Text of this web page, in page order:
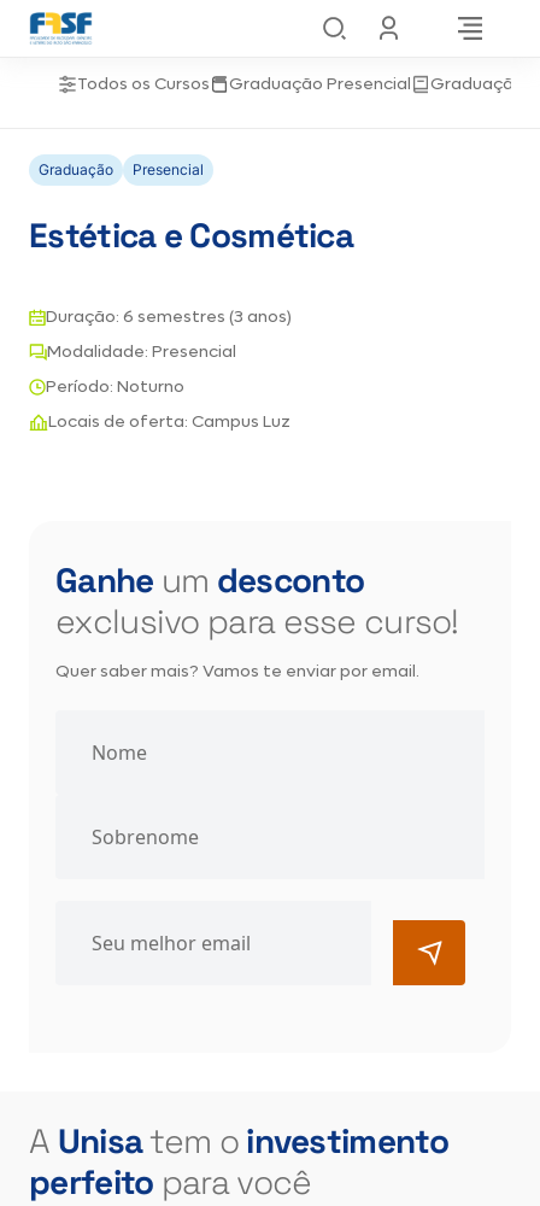
Todos os Cursos Graduação Presencial Graduação
Graduação Presencial
Estética e Cosmética
Duração: 6 semestres (3 anos)
Modalidade: Presencial
Período: Noturno
Locais de oferta: Campus Luz
Ganhe um desconto
exclusivo para esse curso!
Quer saber mais? Vamos te enviar por email.
A Unisatem oinvestimento
perfeito para você